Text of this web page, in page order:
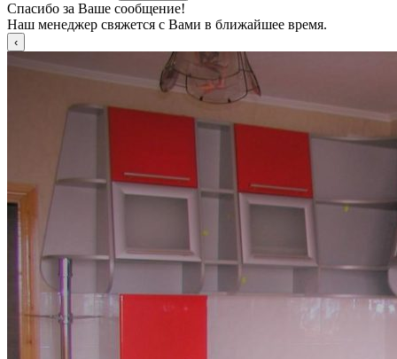
Спасибо за Ваше сообщение!
Наш менеджер свяжется с Вами в ближайшее время.